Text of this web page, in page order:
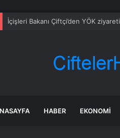
İçişleri Bakanı Çiftçi’den YÖK ziyareti
HABER EKONOMI